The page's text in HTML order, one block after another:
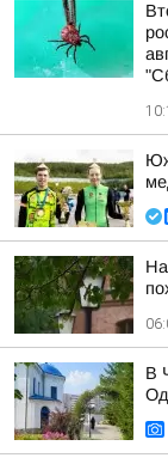
В